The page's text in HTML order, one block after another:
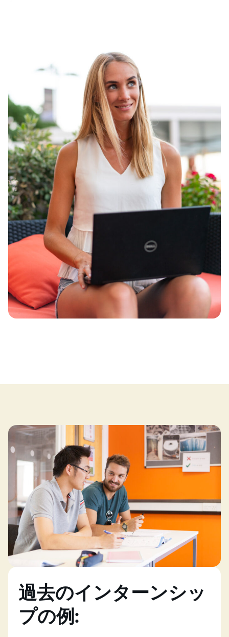
過去のインターンシッ
プの例: